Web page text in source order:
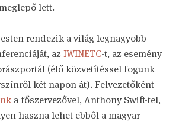
lett.
rendezik a világ legnagyobb
az IWINETC-t, az esemény
(élő közvetítéssel fogunk
két napon át). Felvezetőként
a főszervezővel, Anthony Swift-tel,
haszna lehet ebből a magyar